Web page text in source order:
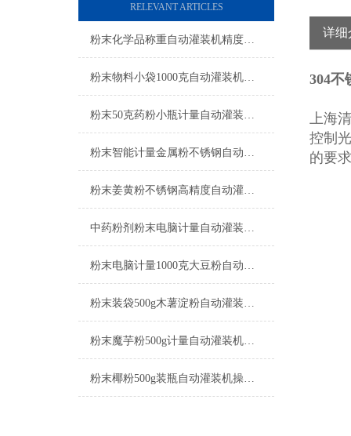
RELEVANT ARTICLES
粉末化学品称重自动灌装机精度高操作简单
粉末物料小袋1000克自动灌装机计量精准
粉末50克药粉小瓶计量自动灌装机产品简介
粉末智能计量金属粉不锈钢自动灌装机产品简介
粉末姜黄粉不锈钢高精度自动灌装机产品简介
中药粉剂粉末电脑计量自动灌装机操作简单
粉末电脑计量1000克大豆粉自动灌装机厂家
粉末装袋500g木薯淀粉自动灌装机厂家
粉末魔芋粉500g计量自动灌装机产品简介
粉末椰粉500g装瓶自动灌装机操作简单
详细
304不
上海
控制
的要